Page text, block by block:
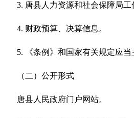
3. 唐县人力资源和社会保障局工
4. 财政预算、决算信息。
5. 《条例》和国家有关规定应当
（二）公开形式
唐县人民政府门户网站。